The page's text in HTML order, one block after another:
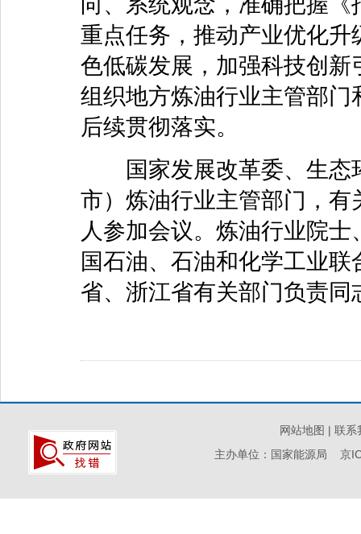
重点任务，推动产业优化
色低碳发展，加强科技创
组织地方炼油行业主管部
后续贯彻落实。
国家发展改革委、生态
市）炼油行业主管部门，
人参加会议。炼油行业院
国石油、石油和化学工业
省、浙江省有关部门负责同